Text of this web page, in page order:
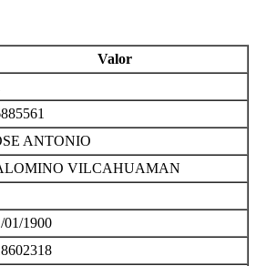
Valor
ANTONIO
VILCAHUAMAN
01/1900